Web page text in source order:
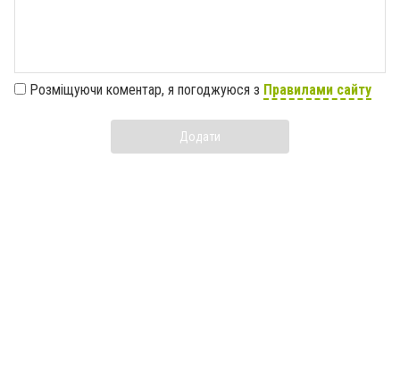
Розміщуючи коментар, я погоджуюся з Правилами сайту
Додати